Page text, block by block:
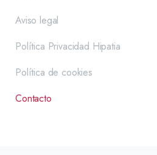
Aviso legal
Política Privacidad Hipatia
Política de cookies
Contacto